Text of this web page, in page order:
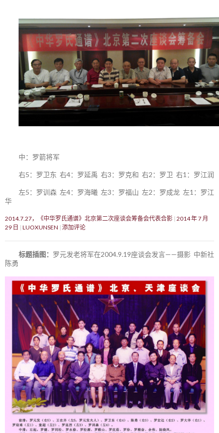
中：罗箭将军
右5：罗卫东 右4：罗延禹 右3：罗克和 右2：罗卫 右1：罗江润
左5：罗训森 左4：罗海曦 左3：罗福山 左2：罗成龙 左1：罗江
华
2014.7.27，《中华罗氏通谱》北京第二次座谈会筹备会代表合影 2014 年 7 月
29 日
LUOXUNSEN 添加评论
标题插图： 罗元发老将军在2004.9.19座谈会发言——摄影 中新社
陈勇